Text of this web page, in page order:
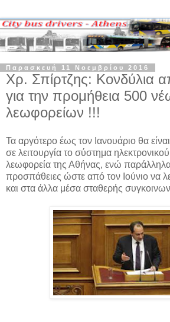
Παρασκευή 11 Νοεμβρίου 2016
Χρ. Σπίρτζης: Κονδύλια
για την προμήθεια 500
λεωφορείων !!!
Τα αργότερο έως τον Ιανουάριο θα
σε λειτουργία το σύστημα ηλεκτρονικού
λεωφορεία της Αθήνας, ενώ παράλληλα
προσπάθειες ώστε από τον Ιούνιο να
και στα άλλα μέσα σταθερής